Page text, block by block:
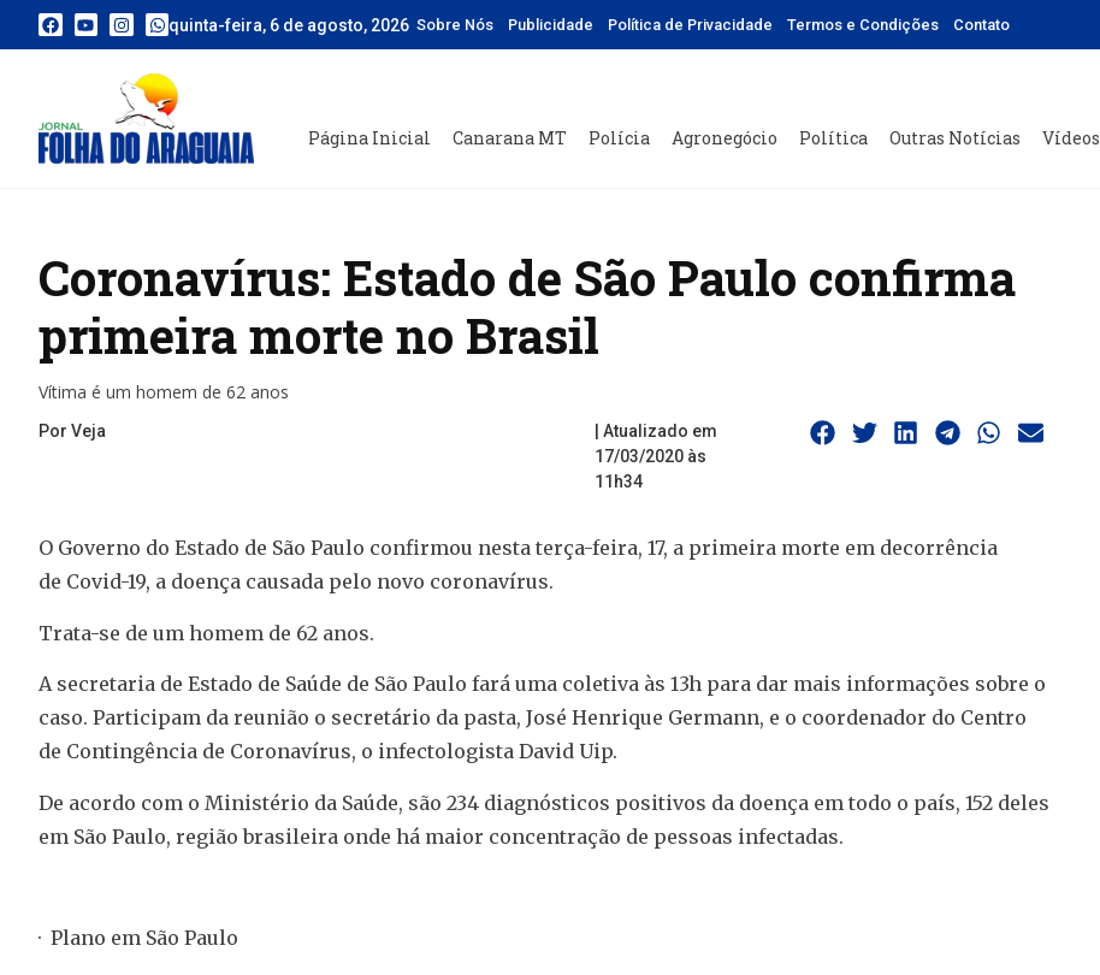
quinta-feira, 6 de agosto, 2026 Sobre Nós Publicidade Política de Privacidade Termos e Condições Contato
Página Inicial Canarana MT Polícia Agronegócio Política Outras Notícias Vídeos
Coronavírus: Estado de São Paulo confirma
primeira morte no Brasil
Vítima é um homem de 62 anos
Por Veja
| Atualizado em
17/03/2020 às
11h34
O Governo do Estado de São Paulo confirmou nesta terça-feira, 17, a primeira morte em decorrência
de Covid-19, a doença causada pelo novo coronavírus.
Trata-se de um homem de 62 anos.
A secretaria de Estado de Saúde de São Paulo fará uma coletiva às 13h para dar mais informações sobre o
caso. Participam da reunião o secretário da pasta, José Henrique Germann, e o coordenador do Centro
de Contingência de Coronavírus, o infectologista David Uip.
De acordo com o Ministério da Saúde, são 234 diagnósticos positivos da doença em todo o país, 152 deles
em São Paulo, região brasileira onde há maior concentração de pessoas infectadas.
· Plano em São Paulo